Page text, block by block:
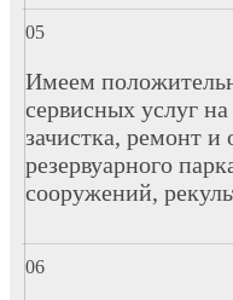
Имеем
сервисных услуг
зачистка, ремонт и
резервуарного
сооружений,